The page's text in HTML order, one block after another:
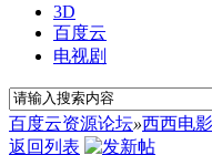
3D
百度云
电视剧
百度云资源论坛»西西电
返回列表